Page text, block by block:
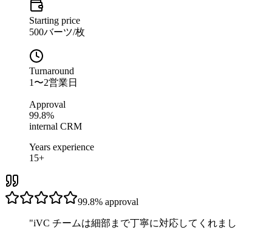
Starting price
500バーツ/枚
Turnaround
1〜2営業日
Approval
99.8%
internal CRM
Years experience
15+
99.8% approval
"iVC チームは細部まで丁寧に対応してくれまし